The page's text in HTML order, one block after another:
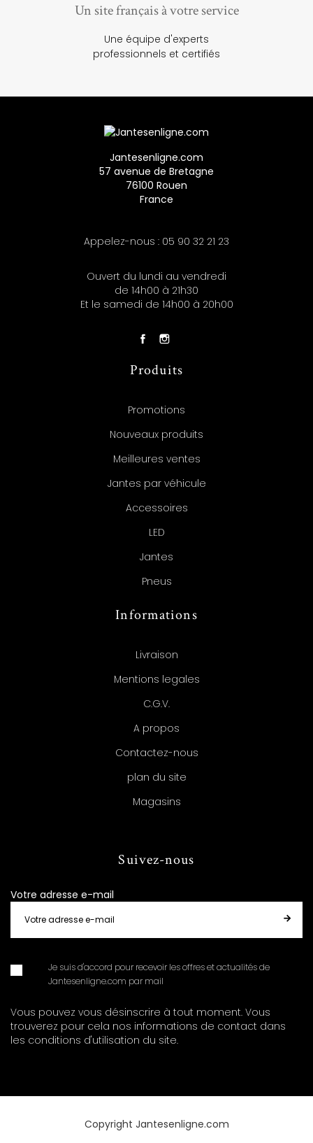
Un site français à votre service
Une équipe d'experts
professionnels et certifiés
Jantesenligne.com
57 avenue de Bretagne
76100 Rouen
France
Appelez-nous : 05 90 32 21 23
Ouvert du lundi au vendredi
de 14h00 à 21h30
Et le samedi de 14h00 à 20h00
Produits
Promotions
Nouveaux produits
Meilleures ventes
Jantes par véhicule
Accessoires
LED
Jantes
Pneus
Informations
Livraison
Mentions legales
C.G.V.
A propos
Contactez-nous
plan du site
Magasins
Suivez-nous
Votre adresse e-mail
Je suis d'accord pour recevoir les offres et actualités de
Jantesenligne.com par mail
Vous pouvez vous désinscrire à tout moment. Vous
trouverez pour cela nos informations de contact dans
les conditions d'utilisation du site.
Copyright Jantesenligne.com